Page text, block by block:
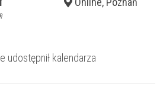
udostępnił kalendarza